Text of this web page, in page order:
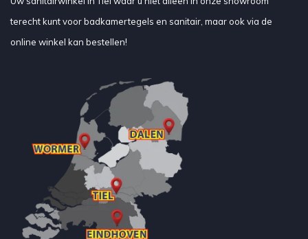
terecht kunt voor badkamertegels en sanitair, maar ook via de
online winkel kan bestellen!